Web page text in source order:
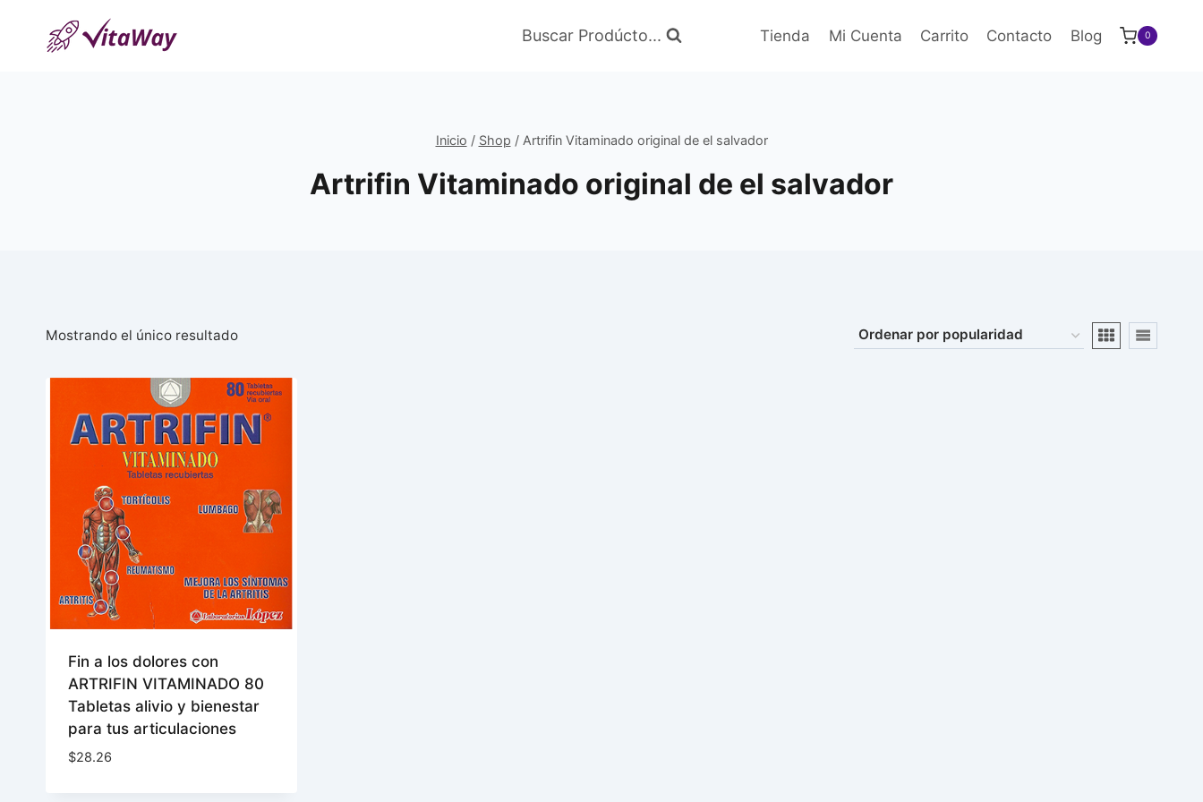
Buscar Prodúcto... Tienda Mi Cuenta Carrito Contacto Blog 0
Inicio / Shop / Artrifin Vitaminado original de el salvador
Artrifin Vitaminado original de el salvador
Mostrando el único resultado
Fin a los dolores con
ARTRIFIN VITAMINADO 80
Tabletas alivio y bienestar
para tus articulaciones
$28.26